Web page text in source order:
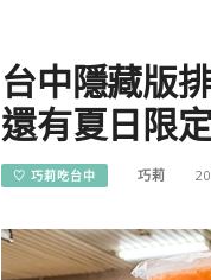
台中隱藏版
還有夏日限
♡ 巧莉吃台中 巧莉